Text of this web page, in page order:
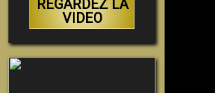
REGARDEZ LA
VIDEO